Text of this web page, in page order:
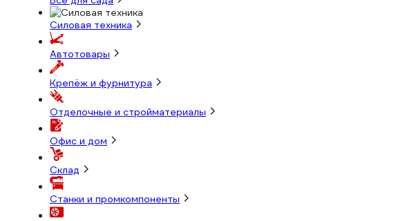
Силовая техника
Автотовары
Крепёж и фурнитура
Отделочные и стройматериалы
Офис и дом
Склад
Станки и промкомпоненты